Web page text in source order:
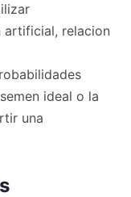
artificial, relacion
ideal o la
una